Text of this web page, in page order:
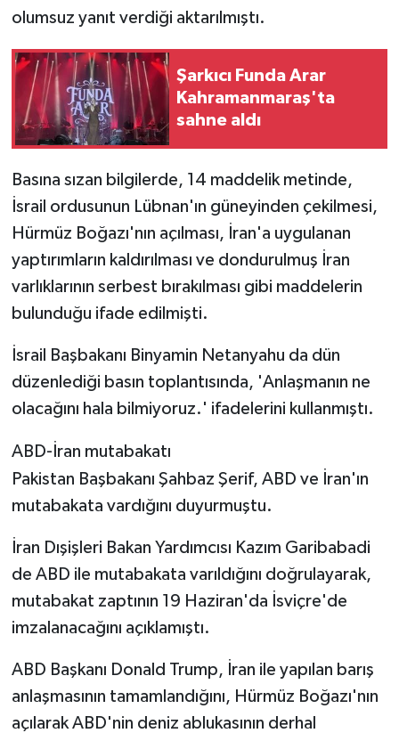
olumsuz yanıt verdiği aktarılmıştı.
Şarkıcı Funda Arar
Kahramanmaraş'ta
sahne aldı
Basına sızan bilgilerde, 14 maddelik metinde,
İsrail ordusunun Lübnan'ın güneyinden çekilmesi,
Hürmüz Boğazı'nın açılması, İran'a uygulanan
yaptırımların kaldırılması ve dondurulmuş İran
varlıklarının serbest bırakılması gibi maddelerin
bulunduğu ifade edilmişti.
İsrail Başbakanı Binyamin Netanyahu da dün
düzenlediği basın toplantısında, 'Anlaşmanın ne
olacağını hala bilmiyoruz.' ifadelerini kullanmıştı.
ABD-İran mutabakatı
Pakistan Başbakanı Şahbaz Şerif, ABD ve İran'ın
mutabakata vardığını duyurmuştu.
İran Dışişleri Bakan Yardımcısı Kazım Garibabadi
de ABD ile mutabakata varıldığını doğrulayarak,
mutabakat zaptının 19 Haziran'da İsviçre'de
imzalanacağını açıklamıştı.
ABD Başkanı Donald Trump, İran ile yapılan barış
anlaşmasının tamamlandığını, Hürmüz Boğazı'nın
açılarak ABD'nin deniz ablukasının derhal